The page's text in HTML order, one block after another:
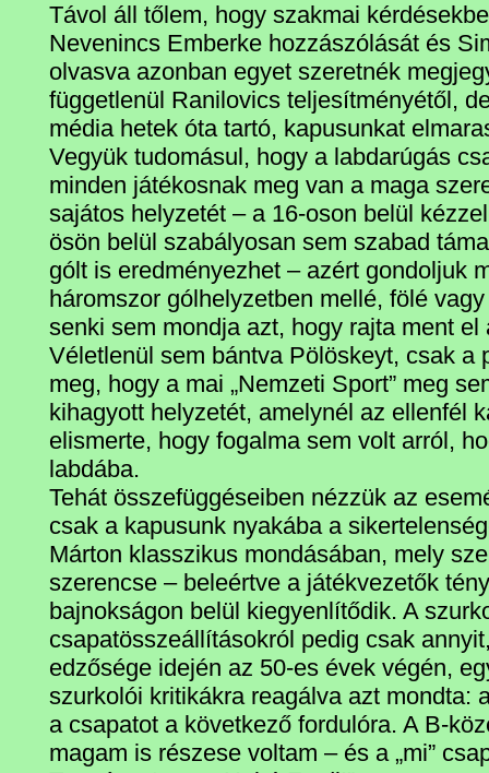
Távol áll tőlem, hogy szakmai
Nevenincs Emberke hozzászólását és
olvasva azonban egyet szeretnék
függetlenül Ranilovics teljesítményétől,
média hetek óta tartó, kapusunkat
Vegyük tudomásul, hogy a labdarúgás
minden játékosnak meg van a maga
sajátos helyzetét – a 16-oson belül
ösön belül szabályosan sem szabad
gólt is eredményezhet – azért gondoljuk
háromszor gólhelyzetben mellé, fölé
senki sem mondja azt, hogy rajta ment el
Véletlenül sem bántva Pölöskeyt, csak a
meg, hogy a mai „Nemzeti Sport” meg
kihagyott helyzetét, amelynél az ellenfél
elismerte, hogy fogalma sem volt arról,
labdába.
Tehát összefüggéseiben nézzük az
csak a kapusunk nyakába a
Márton klasszikus mondásában, mely
szerencse – beleértve a játékvezetők
bajnokságon belül kiegyenlítődik. A
csapatösszeállításokról pedig csak
edzősége idején az 50-es évek végén,
szurkolói kritikákra reagálva azt mondta:
a csapatot a következő fordulóra. A B-
magam is részese voltam – és a „mi”